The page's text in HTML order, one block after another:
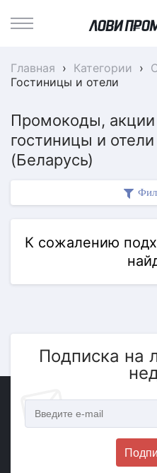
Главная › Категории ›
Гостиницы и отели
Промокоды, акции
гостиницы и
(Беларусь)
К сожалению
Подписка на